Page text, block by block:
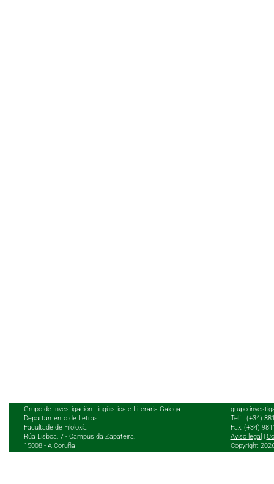
Grupo de Investigación Lingüística e Literaria Galega
Departamento de Letras.
Facultade de Filoloxía
Rúa Lisboa, 7 - Campus da Zapateira,
15008 - A Coruña
Telf.: (+34)
Fax: (+34)
Aviso legal
Copyright